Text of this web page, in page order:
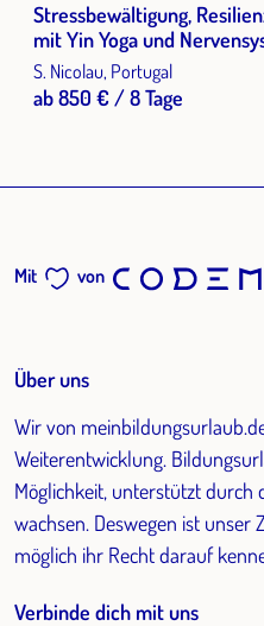
Stressbewältigung,
mit Yin Yoga und
S. Nicolau, Portugal
ab 850 € / 8 Tage
Mit von
Über uns
Wir von
Weiterentwicklung.
Möglichkeit, unterstützt durch
wachsen. Deswegen ist unser
möglich ihr Recht darauf
Verbinde dich mit uns